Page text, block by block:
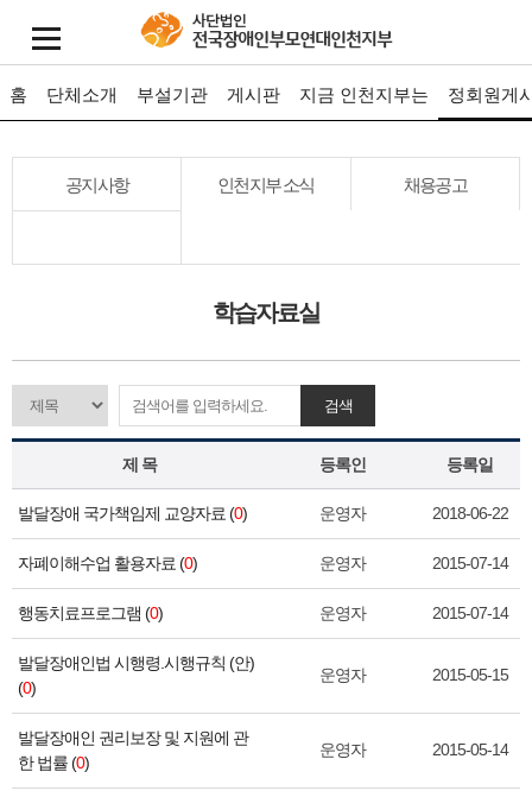
홈 단체소개 부설기관 게시판 지금 인천지부는 정회원게
공지사항 인천지부 소식 채용공고
학습자료실
검색
제 목 등록인 등록일
발달장애 국가책임제 교양자료 (0) 운영자 2018-06-22
자폐이해수업 활용자료 (0) 운영자 2015-07-14
행동치료프로그램 (0) 운영자 2015-07-14
발달장애인법 시행령.시행규칙 (안)
(0)
운영자 2015-05-15
발달장애인 권리보장 및 지원에 관
한 법률 (0)
운영자 2015-05-14